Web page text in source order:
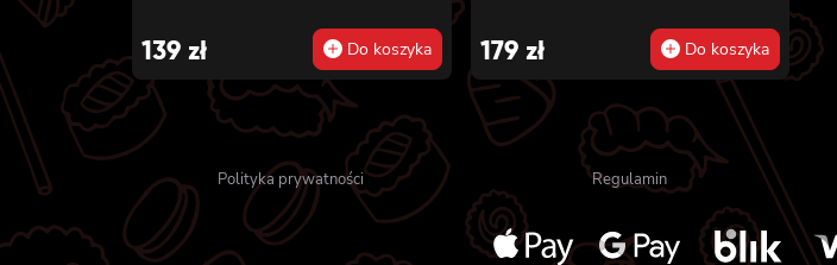
tempurze, majonezem lekko
pikantnym, ogórkiem, sezamem i
masago, 6x futomaki z tuńczykiem,
majonezem lekko pikantnym,
awokado, ogórkiem i sałatą, 6x
futomaki z surimi, majonezem
lekko pikantnym, kanpyo i
ogórkiem, 6x futomaki z krewetką
139 zł Do koszyka
tempurze, ogórkiem, sałatą i
majonezem lekko pikantnym, 8x
hosomaki z łososiem, 8x hosomaki
z ogórkiem, 8x california z
łososiem, ogórkiem, serkiem
philadelphia, awokado i masago,
8x california z krewetką,
majonezem lekko pikantnym,
179 zł Do koszyka
Polityka prywatności Regulamin